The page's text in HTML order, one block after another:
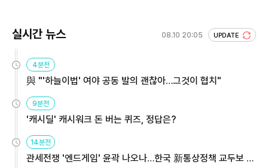
실시간 뉴스 08.10 20:05 UPDATE
4분전
與 "'하늘이법' 여야 공동 발의 괜찮아…그것이 협치"
9분전
'캐시딜' 캐시워크 돈 버는 퀴즈, 정답은?
14분전
관세전쟁 '엔드게임' 윤곽 나오나…한국 新통상정책 교두보 활